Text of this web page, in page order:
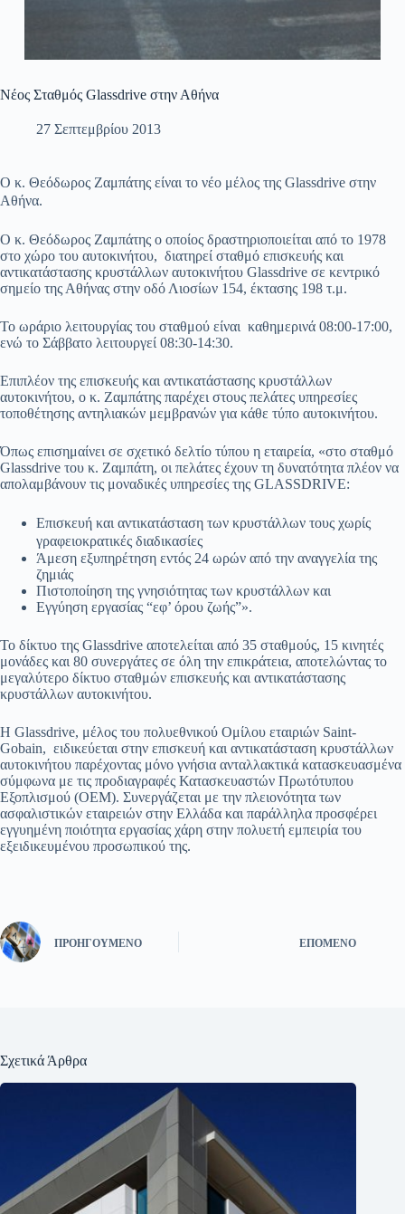
Νέος Σταθμός Glassdrive στην Αθήνα
27 Σεπτεμβρίου 2013
Ο κ. Θεόδωρος Ζαμπάτης είναι το νέο μέλος της Glassdrive στην
Αθήνα.
Ο κ. Θεόδωρος Ζαμπάτης ο οποίος δραστηριοποιείται από το 1978
στο χώρο του αυτοκινήτου, διατηρεί σταθμό επισκευής και
αντικατάστασης κρυστάλλων αυτοκινήτου Glassdrive σε κεντρικό
σημείο της Αθήνας στην οδό Λιοσίων 154, έκτασης 198 τ.μ.
Το ωράριο λειτουργίας του σταθμού είναι καθημερινά 08:00-17:00,
ενώ το Σάββατο λειτουργεί 08:30-14:30.
Επιπλέον της επισκευής και αντικατάστασης κρυστάλλων
αυτοκινήτου, ο κ. Ζαμπάτης παρέχει στους πελάτες υπηρεσίες
τοποθέτησης αντηλιακών μεμβρανών για κάθε τύπο αυτοκινήτου.
Όπως επισημαίνει σε σχετικό δελτίο τύπου η εταιρεία, «στο σταθμό
Glassdrive του κ. Ζαμπάτη, οι πελάτες έχουν τη δυνατότητα πλέον να
απολαμβάνουν τις μοναδικές υπηρεσίες της GLASSDRIVE:
Επισκευή και αντικατάσταση των κρυστάλλων τους χωρίς
γραφειοκρατικές διαδικασίες
Άμεση εξυπηρέτηση εντός 24 ωρών από την αναγγελία της
ζημιάς
Πιστοποίηση της γνησιότητας των κρυστάλλων και
Εγγύηση εργασίας “εφ’ όρου ζωής”».
Το δίκτυο της Glassdrive αποτελείται από 35 σταθμούς, 15 κινητές
μονάδες και 80 συνεργάτες σε όλη την επικράτεια, αποτελώντας το
μεγαλύτερο δίκτυο σταθμών επισκευής και αντικατάστασης
κρυστάλλων αυτοκινήτου.
Η Glassdrive, μέλος του πολυεθνικού Ομίλου εταιριών Saint-
Gobain, ειδικεύεται στην επισκευή και αντικατάσταση κρυστάλλων
αυτοκινήτου παρέχοντας μόνο γνήσια ανταλλακτικά κατασκευασμένα
σύμφωνα με τις προδιαγραφές Κατασκευαστών Πρωτότυπου
Εξοπλισμού (OEM). Συνεργάζεται με την πλειονότητα των
ασφαλιστικών εταιρειών στην Ελλάδα και παράλληλα προσφέρει
εγγυημένη ποιότητα εργασίας χάρη στην πολυετή εμπειρία του
εξειδικευμένου προσωπικού της.
ΠΡΟΗΓΟΎΜΕΝΟ ΕΠΌΜΕΝΟ
Σχετικά Άρθρα